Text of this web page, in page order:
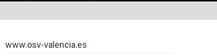
www.osv-valencia.es